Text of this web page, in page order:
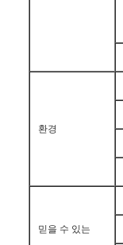
환경
믿을 수 있는